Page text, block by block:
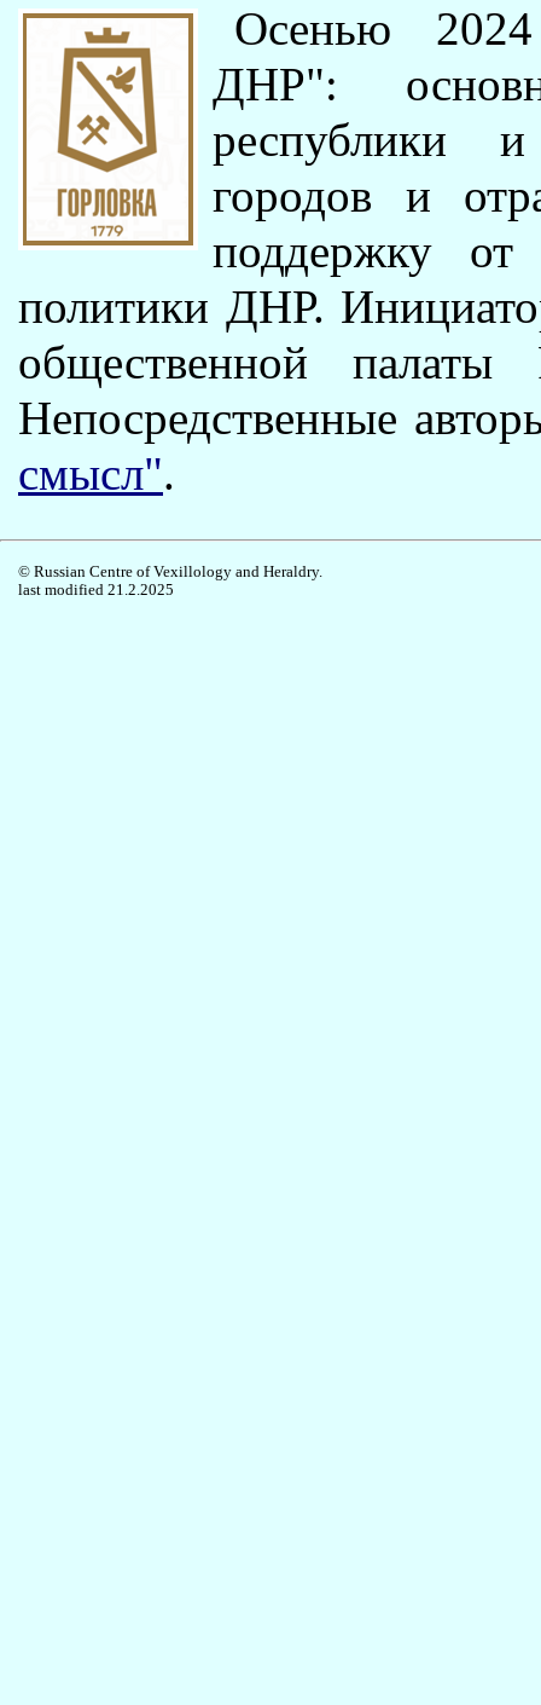
Осенью 2024
ДНР":
республики
городов и
поддержку от
политики ДНР.
общественной
Непосредственные
смысл".
© Russian Centre of Vexillology and Heraldry.
last modified 21.2.2025